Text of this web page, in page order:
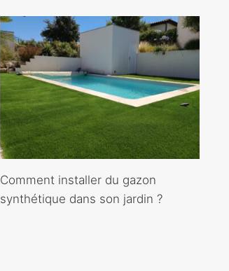
Comment installer du gazon
synthétique dans son jardin ?